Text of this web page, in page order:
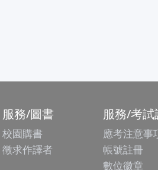
服務/圖書
校園購書
徵求作譯者
服務/考試
應考注意事
帳號註冊
數位徽章